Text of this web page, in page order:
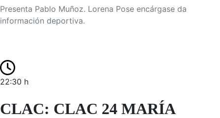
Presenta Pablo Muñoz. Lorena Pose encárgase da
información deportiva.
22:30 h
CLAC: CLAC 24 MARÍA